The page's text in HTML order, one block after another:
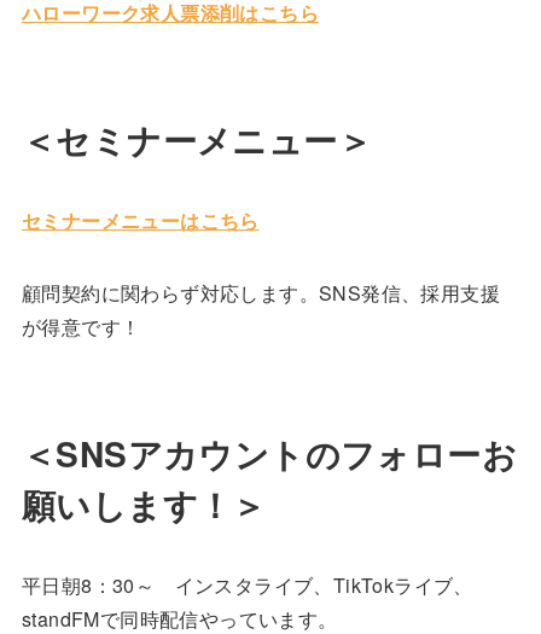
ハローワーク求人票添削はこちら
＜セミナーメニュー＞
セミナーメニューはこちら
顧問契約に関わらず対応します。SNS発信、採用支援
が得意です！
＜SNSアカウントのフォローお
願いします！＞
平日朝8：30～ インスタライブ、TikTokライブ、
standFMで同時配信やっています。